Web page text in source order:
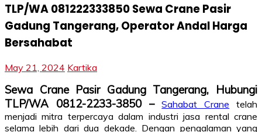
TLP/WA 081222333850 Sewa Crane Pasir
Gadung Tangerang, Operator Andal Harga
Bersahabat
May 21, 2024 Kartika
Sewa Crane Pasir Gadung Tangerang, Hubungi
TLP/WA 0812-2233-3850 –Sahabat Crane telah
menjadi mitra terpercaya dalam industri jasa rental crane
selama lebih dari dua dekade. Dengan pengalaman yang